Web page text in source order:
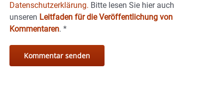
Datenschutzerklärung. Bitte lesen Sie hier auch
unseren Leitfaden für die Veröffentlichung von
Kommentaren. *